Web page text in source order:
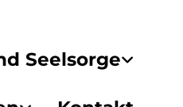
Seelsorge